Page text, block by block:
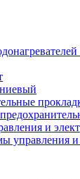
и
управления и